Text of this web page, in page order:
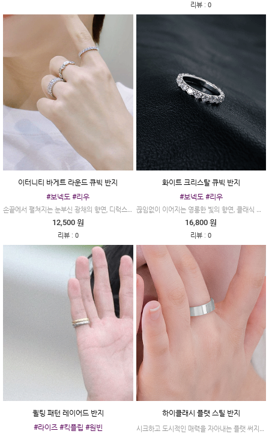
리뷰 :0
이터니티 바게트 라운드 큐빅 반지
#보넥도 #리우
손끝에서 펼쳐지는 눈부신 광채의 향연, 디럭스 풀 이터니티 링
12,500 원
리뷰: 0
화이트 크리스탈 큐빅 반지
#보넥도 #리우
끊임없이 이어지는 영롱한 빛의 향연, 클래식 풀 이터니티 링
16,800 원
리뷰 :0
퀼팅 패턴 레이어드 반지
#라이즈 #킥플립 #원빈
하이클래시 플랫 스틸 반지
시크하고 도시적인 매력을 자아내는 플랫 써지컬 스틸 반지 입니다.